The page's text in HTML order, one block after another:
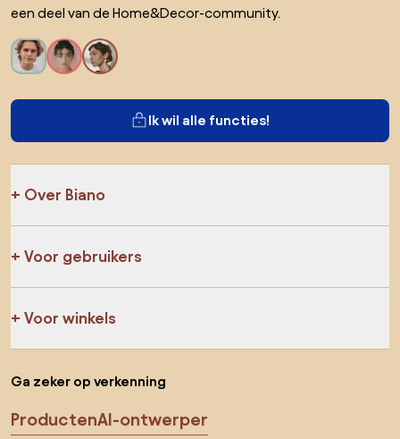
een deel van de Home&Decor-community.
Ik wil alle functies!
Over Biano
Voor gebruikers
Voor winkels
Ga zeker op verkenning
ProductenAI-ontwerper